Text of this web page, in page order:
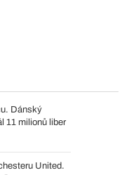
Dánský
11 milionů liber
United.